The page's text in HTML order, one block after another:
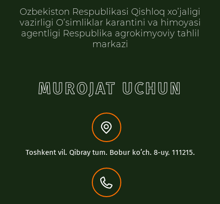
Ozbekiston Respublikasi Qishloq xo’jaligi
vazirligi O’simliklar karantini va himoyasi
agentligi Respublika agrokimyoviy tahlil
markazi
MUROJAT UCHUN
Toshkent vil. Qibray tum. Bobur koʼch. 8-uy. 111215.